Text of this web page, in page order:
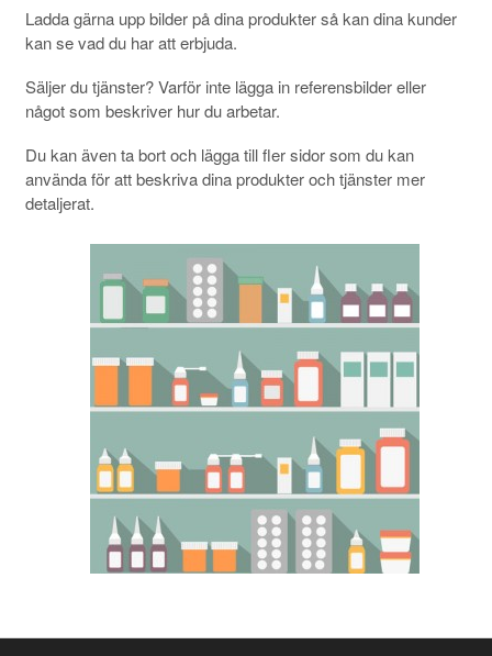
Ladda gärna upp bilder på dina produkter så kan dina kunder
kan se vad du har att erbjuda.
Säljer du tjänster? Varför inte lägga in referensbilder eller
något som beskriver hur du arbetar.
Du kan även ta bort och lägga till fler sidor som du kan
använda för att beskriva dina produkter och tjänster mer
detaljerat.